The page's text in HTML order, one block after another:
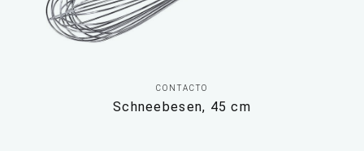
CONTACTO
Schneebesen, 45 cm